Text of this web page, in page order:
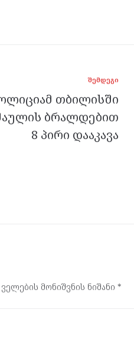
ᲨᲔᲛᲓᲔᲒᲘ
თბილისში
ბრალდებით
8 პირი დააკავა
მონიშვნის ნიშანი *